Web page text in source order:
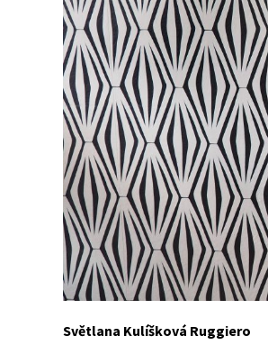
Světlana Kulíšková Ruggiero